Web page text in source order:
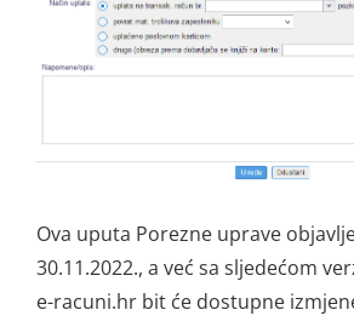
Ova uputa Porezne uprave
30.11.2022., a već sa sljedećom
e-racuni.hr bit će dostupne